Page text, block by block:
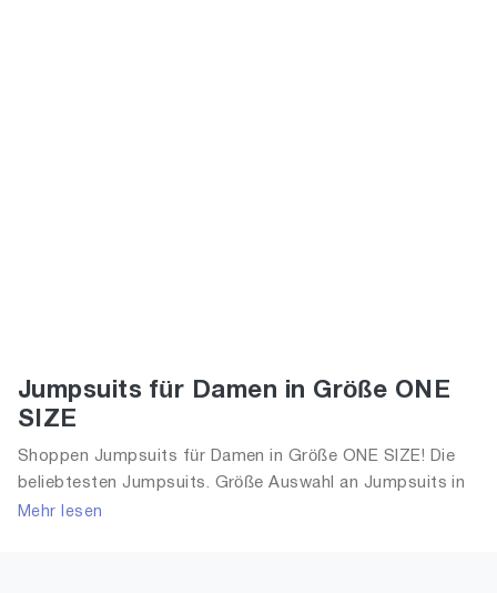
Jumpsuits für Damen in Größe ONE
SIZE
Shoppen Jumpsuits für Damen in Größe ONE SIZE! Die
beliebtesten Jumpsuits. Größe Auswahl an Jumpsuits in
Größe ONE SIZE und alle Trends aus 2026 für Frauen!
Mehr lesen